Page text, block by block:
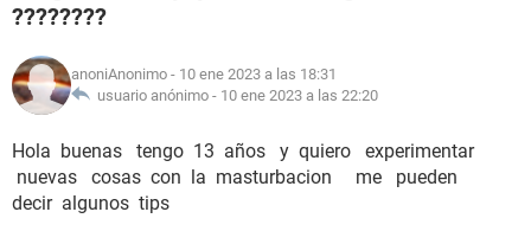
FAMILIA
NUTRICIÓN
SEXUALIDAD
????????
anoniAnonimo - 10 ene 2023 a las 18:31
usuario anónimo - 10 ene 2023 a las 22:20
Hola buenas tengo 13 años y quiero experimentar
nuevas cosas con la masturbacion me pueden
decir algunos tips